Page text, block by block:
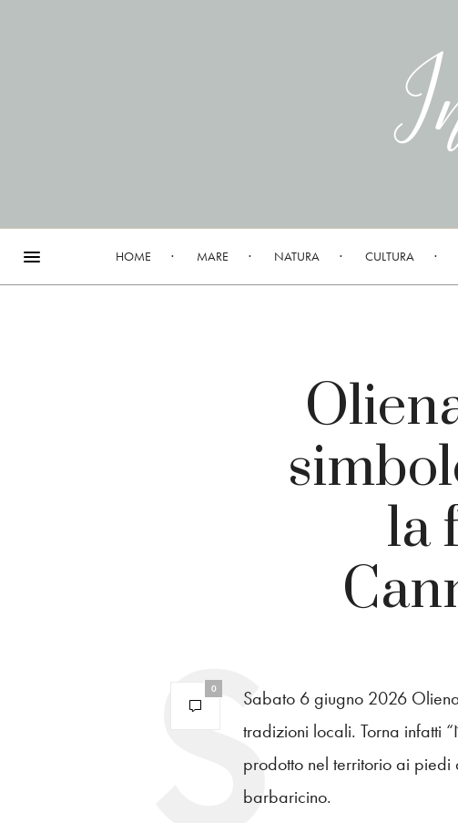
HOME MARE NATURA CULTURA
la
0
Sabato 6 giugno 2026
tradizioni locali. Torna infatti
prodotto nel territorio ai piedi
barbaricino.